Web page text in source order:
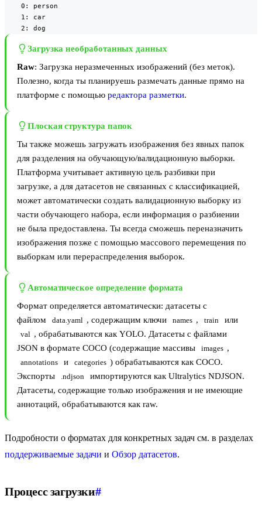
    0: person
    1: car
    2: dog
Загрузка необработанных данных
Raw: Загрузка неразмеченных изображений (без меток).
Полезно, когда ты планируешь размечать данные прямо на
платформе с помощью редактора разметки.
Плоская структура папок
Ты также можешь загружать изображения без явных папок
для разделения на обучающую/валидационную выборки.
Платформа учитывает активную цель разбивки при
загрузке, а для датасетов не связанных с классификацией,
может автоматически создать валидационную выборку из
части обучающего набора, если информация о разбиении
не была предоставлена. Ты всегда сможешь переназначить
изображения позже с помощью массового перемещения по
выборкам или перераспределения выборок.
Автоматическое определение формата
Формат определяется автоматически: датасеты с
файлом
data.yaml , содержащим ключи names , train или
val , обрабатываются как YOLO. Датасеты с файлами
JSON в формате COCO (содержащие массивы
images ,
annotations и categories ) обрабатываются как COCO.
Экспорты
.ndjson
импортируются как Ultralytics NDJSON.
Датасеты, содержащие только изображения и не имеющие
аннотаций, обрабатываются как raw.
Подробности о форматах для конкретных задач см. в разделах
поддерживаемые задачи и Обзор датасетов.
Процесс загрузки#